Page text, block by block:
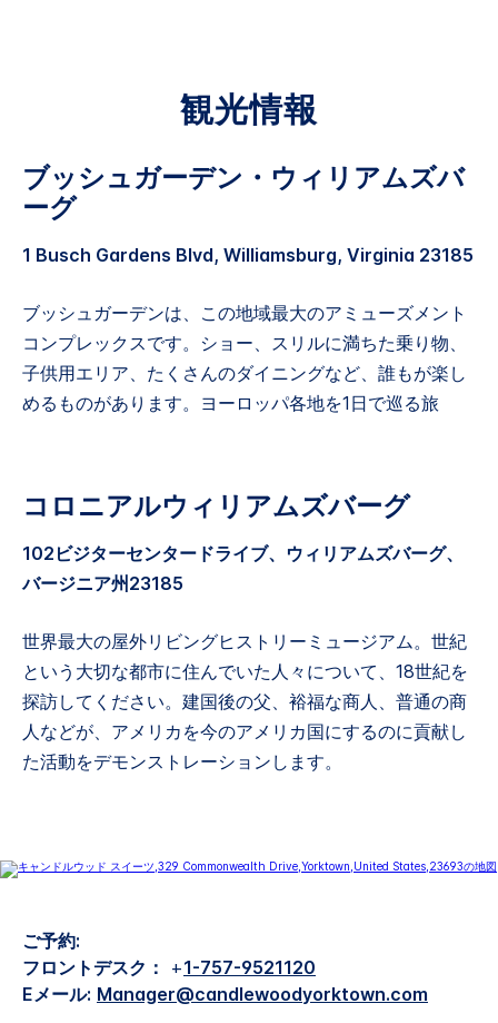
観光情報
ブッシュガーデン・ウィリアムズバ
ーグ
1 Busch Gardens Blvd, Williamsburg, Virginia 23185
ブッシュガーデンは、この地域最大のアミューズメント
コンプレックスです。ショー、スリルに満ちた乗り物、
子供用エリア、たくさんのダイニングなど、誰もが楽し
めるものがあります。ヨーロッパ各地を1日で巡る旅
コロニアルウィリアムズバーグ
102ビジターセンタードライブ、ウィリアムズバーグ、
バージニア州23185
世界最大の屋外リビングヒストリーミュージアム。世紀
という大切な都市に住んでいた人々について、18世紀を
探訪してください。建国後の父、裕福な商人、普通の商
人などが、アメリカを今のアメリカ国にするのに貢献し
た活動をデモンストレーションします。
ご予約:
フロントデスク：
+1-757-9521120
Eメール: Manager@candlewoodyorktown.com